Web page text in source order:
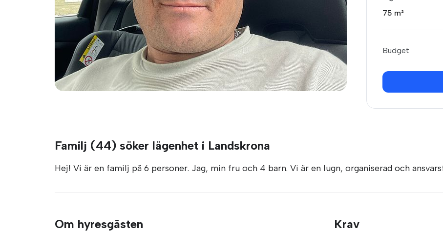
75 m²
Budget
Familj (44) söker lägenhet i Landskrona
Hej! Vi är en familj på 6 personer. Jag, min fru och 4 barn. Vi är en lugn, organiserad och
Om hyresgästen Krav